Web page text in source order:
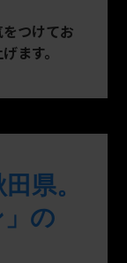
つけてお
ます。
県。
の